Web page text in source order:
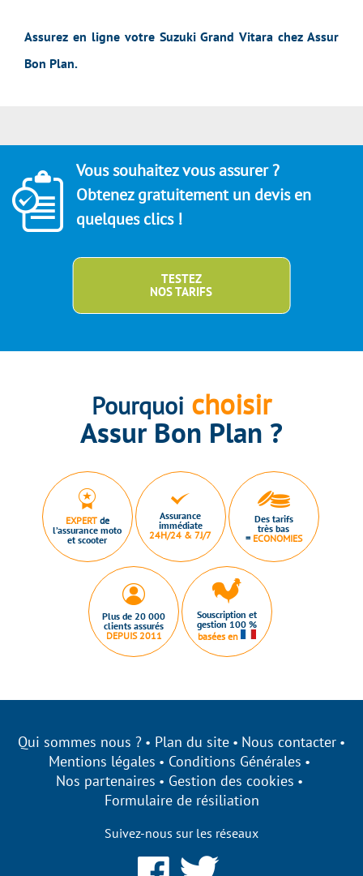
Assurez en ligne votre Suzuki Grand Vitara chez Assur
Bon Plan.
Vous souhaitez vous assurer ?
Obtenez gratuitement un devis en
quelques clics !
TESTEZ
NOS TARIFS
Pourquoi choisir
Assur Bon Plan ?
EXPERTde
l’assurance moto
et scooter
Assurance
immédiate
24H/24 & 7J/7
Des tarifs
très bas
= ECONOMIES
Plus de 20 000
clients assurés
DEPUIS 2011
Souscription et
gestion 100 %
basées en
Qui sommes nous ? Plan du site
Nous contacter
Mentions légales
Conditions Générales
Nos partenaires
Gestion des cookies
Formulaire de résiliation
Suivez-nous sur les réseaux